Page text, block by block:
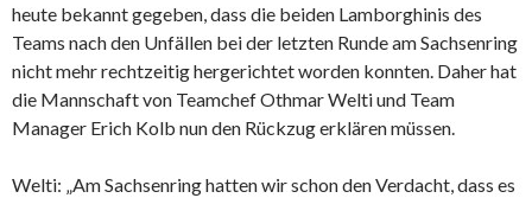
heute bekannt gegeben, dass die beiden Lamborghinis des
Teams nach den Unfällen bei der letzten Runde am Sachsenring
nicht mehr rechtzeitig hergerichtet worden konnten. Daher hat
die Mannschaft von Teamchef Othmar Welti und Team
Manager Erich Kolb nun den Rückzug erklären müssen.
Welti: „Am Sachsenring hatten wir schon den Verdacht, dass es